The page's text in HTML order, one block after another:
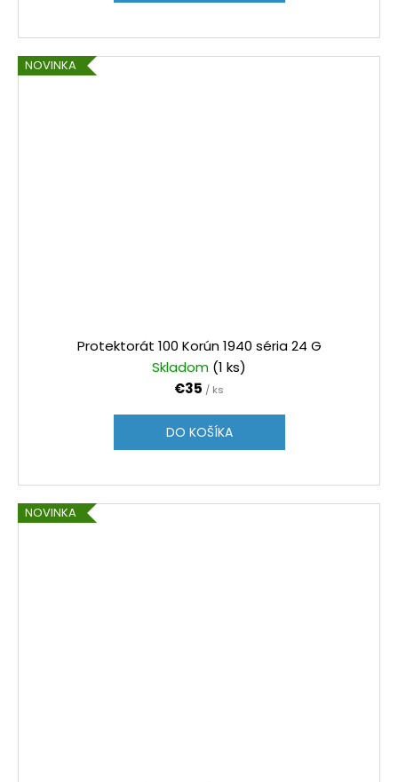
NOVINKA
Protektorát 100 Korún 1940 séria 24 G
Skladom (1 ks)
€35 / ks
DO KOŠÍKA
NOVINKA